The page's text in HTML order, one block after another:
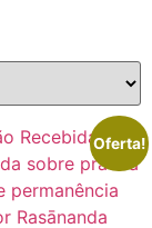
Oferta!